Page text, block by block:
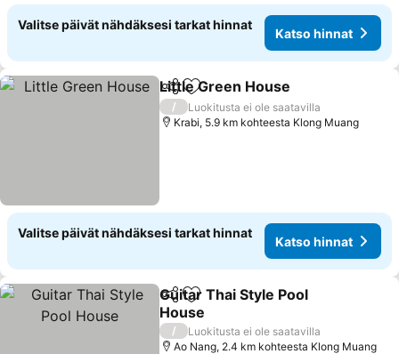
Valitse päivät nähdäksesi tarkat hinnat
Katso hinnat
Jaa Lisää suosikkeihin
Little Green House
/
Luokitusta ei ole saatavilla
Krabi, 5.9 km kohteesta Klong Muang
Valitse päivät nähdäksesi tarkat hinnat
Katso hinnat
Jaa Lisää suosikkeihin
Guitar Thai Style Pool
House
/
Luokitusta ei ole saatavilla
Ao Nang, 2.4 km kohteesta Klong Muang